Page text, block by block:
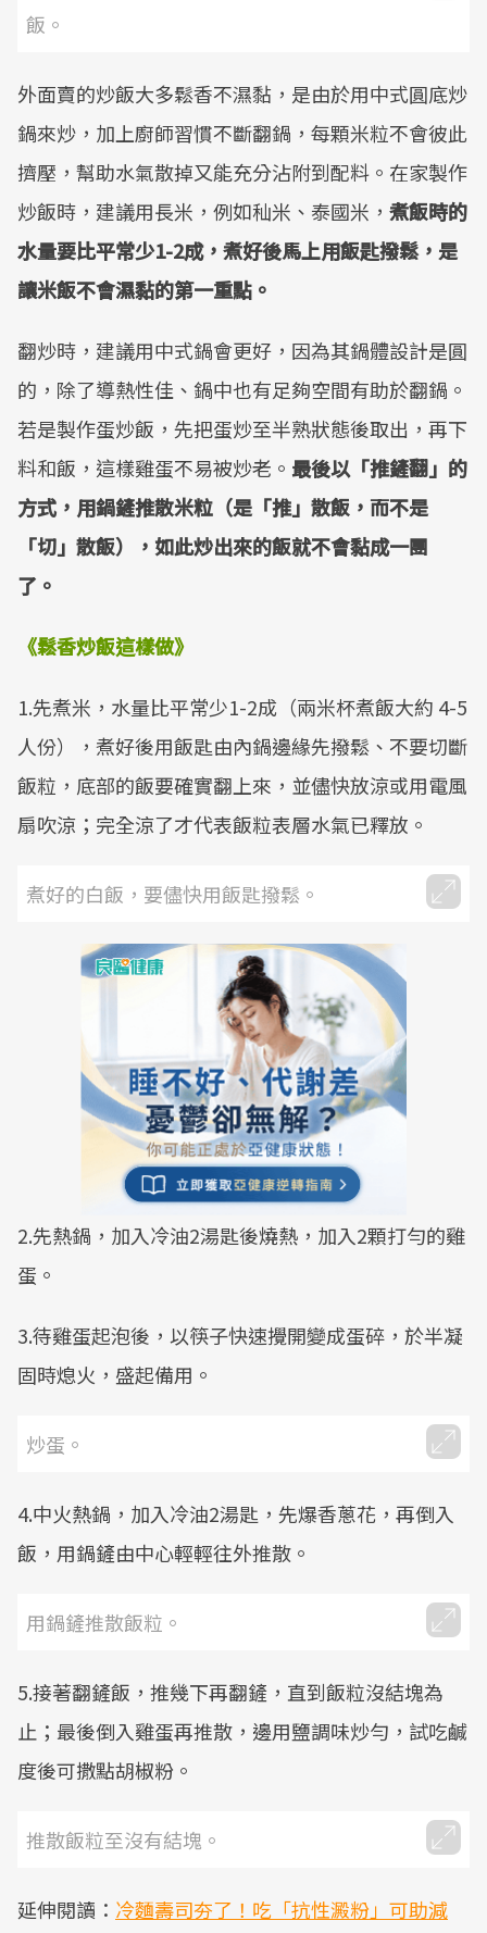
飯。
外面賣的炒飯大多鬆香不濕黏，是由於用中式圓底炒
鍋來炒，加上廚師習慣不斷翻鍋，每顆米粒不會彼此
擠壓，幫助水氣散掉又能充分沾附到配料。在家製作
炒飯時，建議用長米，例如秈米、泰國米， 煮飯時的
水量要比平常少1-2成，煮好後馬上用飯匙撥鬆，是
讓米飯不會濕黏的第一重點。
翻炒時，建議用中式鍋會更好，因為其鍋體設計是圓
的，除了導熱性佳、鍋中也有足夠空間有助於翻鍋。
若是製作蛋炒飯，先把蛋炒至半熟狀態後取出，再下
料和飯，這樣雞蛋不易被炒老。 最後以「推鏟翻」的
方式，用鍋鏟推散米粒（是「推」散飯， 而不是
「切」散飯），如此炒出來的飯就不會黏成一團
了。
《鬆香炒飯這樣做》
1.先煮米，水量比平常少1-2成（兩米杯煮飯大約 4-5
人份），煮好後用飯匙由內鍋邊緣先撥鬆、不要切斷
飯粒，底部的飯要確實翻上來，並儘快放涼或用電風
扇吹涼；完全涼了才代表飯粒表層水氣已釋放。
煮好的白飯，要儘快用飯匙撥鬆。
2.先熱鍋，加入冷油2湯匙後燒熱，加入2顆打勻的雞
蛋。
3.待雞蛋起泡後，以筷子快速攪開變成蛋碎，於半凝
固時熄火，盛起備用。
炒蛋。
4.中火熱鍋，加入冷油2湯匙，先爆香蔥花，再倒入
飯，用鍋鏟由中心輕輕往外推散。
用鍋鏟推散飯粒。
5.接著翻鏟飯，推幾下再翻鏟，直到飯粒沒結塊為
止；最後倒入雞蛋再推散，邊用鹽調味炒勻，試吃鹹
度後可撒點胡椒粉。
推散飯粒至沒有結塊。
延伸閱讀： 冷麵壽司夯了！吃「抗性澱粉」可助減